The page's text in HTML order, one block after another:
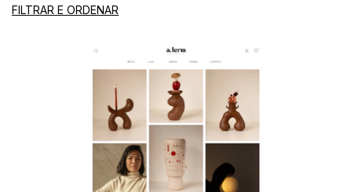
FILTRAR E ORDENAR